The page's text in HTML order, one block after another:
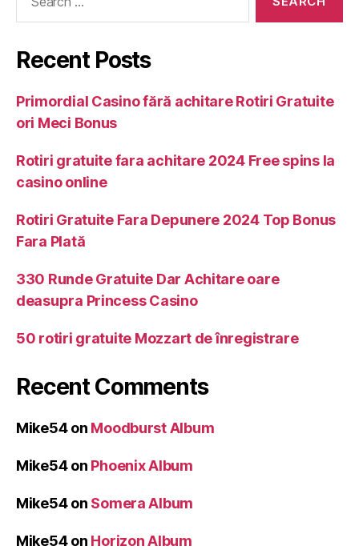
Recent Posts
Primordial Casino fără achitare Rotiri Gratuite
ori Meci Bonus
Rotiri gratuite fara achitare 2024 Free spins la
casino online
Rotiri Gratuite Fara Depunere 2024 Top Bonus
Fara Plată
330 Runde Gratuite Dar Achitare oare
deasupra Princess Casino
50 rotiri gratuite Mozzart de înregistrare
Recent Comments
Mike54on Moodburst Album
Mike54on Phoenix Album
Mike54on Somera Album
Mike54on Horizon Album